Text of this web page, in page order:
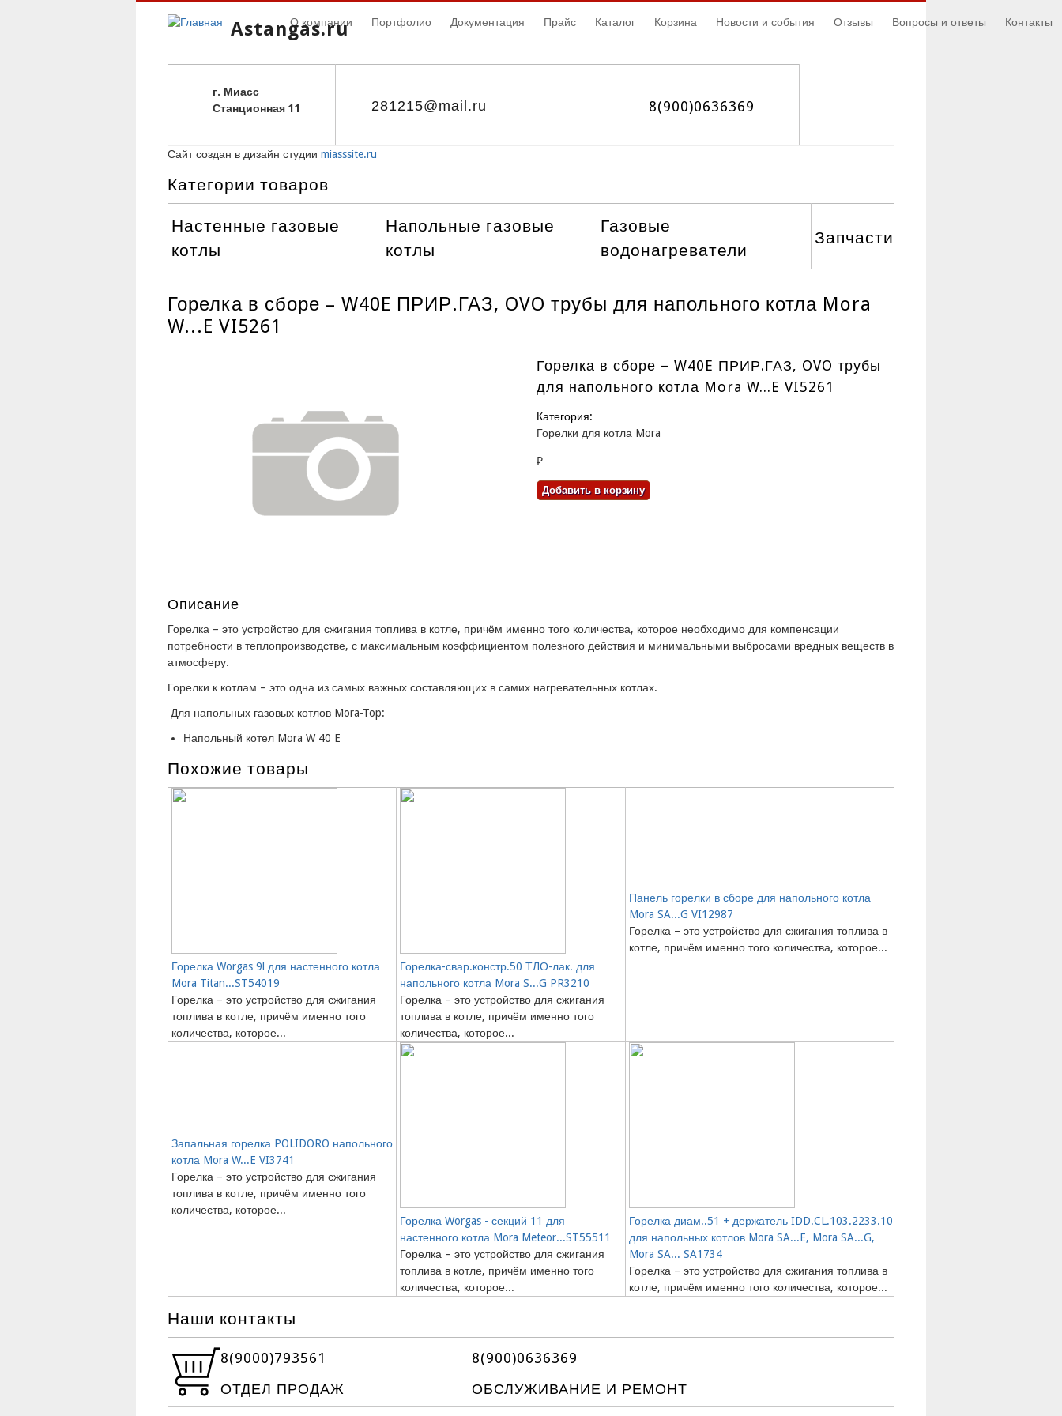
Astangas.ru
г. Миасс
Станционная 11 281215@mail.ru 8(900)0636369
О компании Портфолио Документация Прайс Каталог Корзина Новости и события Отзывы Вопросы и ответы Контакты
Сайт создан в дизайн студии miasssite.ru
Категории товаров
Настенные газовые
котлы
Напольные газовые
котлы
Газовые
водонагреватели
Запчасти
Горелка в сборе – W40E ПРИР.ГАЗ, OVO трубы для напольного котла Mora
W...E VI5261
Горелка в сборе – W40E ПРИР.ГАЗ, OVO трубы
для напольного котла Mora W...E VI5261
Категория:
Горелки для котла Mora
₽
Описание
Горелка – это устройство для сжигания топлива в котле, причём именно того количества, которое необходимо для компенсации
потребности в теплопроизводстве, с максимальным коэффициентом полезного действия и минимальными выбросами вредных веществ в
атмосферу.
Горелки к котлам – это одна из самых важных составляющих в самих нагревательных котлах.
Для напольных газовых котлов Mora-Top:
Напольный котел Mora W 40 E
Похожие товары
Горелка Worgas 9l для настенного котла
Mora Titan...ST54019
Горелка – это устройство для сжигания
топлива в котле, причём именно того
количества, которое...
Горелка-свар.констр.50 ТЛО-лак. для
напольного котла Mora S...G PR3210
Горелка – это устройство для сжигания
топлива в котле, причём именно того
количества, которое...
Панель горелки в сборе для напольного котла
Mora SA...G VI12987
Горелка – это устройство для сжигания топлива в
котле, причём именно того количества, которое...
Запальная горелка POLIDORO напольного
котла Mora W...E VI3741
Горелка – это устройство для сжигания
топлива в котле, причём именно того
количества, которое...
Горелка Worgas - секций 11 для
настенного котла Mora Meteor...ST55511
Горелка – это устройство для сжигания
топлива в котле, причём именно того
количества, которое...
Горелка диам..51 + держатель IDD.CL.103.2233.10
для напольных котлов Mora SA...E, Mora SA...G,
Mora SA... SA1734
Горелка – это устройство для сжигания топлива в
котле, причём именно того количества, которое...
Наши контакты
8(9000)793561
ОТДЕЛ ПРОДАЖ
8(900)0636369
ОБСЛУЖИВАНИЕ И РЕМОНТ